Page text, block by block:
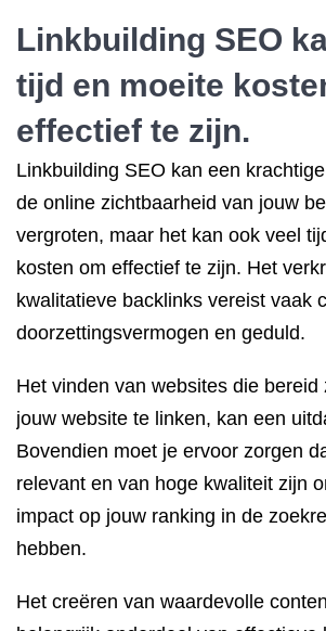
Linkbuilding SEO
tijd en moeite
effectief te zijn.
Linkbuilding SEO kan een
de online zichtbaarheid van jouw
vergroten, maar het kan ook veel
kosten om effectief te zijn. Het
kwalitatieve backlinks vereist vaak
doorzettingsvermogen en geduld.
Het vinden van websites die bereid
jouw website te linken, kan een
Bovendien moet je ervoor zorgen
relevant en van hoge kwaliteit zijn
impact op jouw ranking in de
hebben.
Het creëren van waardevolle